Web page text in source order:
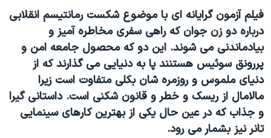
فرهنگ و زندگی
حقوق شهروندی
اقتصادی
علم و فناوری
اسرائیل در جنگ
گالری عکس
مستندها
انتخابات ریاست جمهوری آمریکا ۲۰۲۴
حمله جمهوری اسلامی به اسرائیل
رمز مهسا
ورزش زنان در ایران
اعتراضات زن، زندگی، آزادی
دنبال کنید
زبانهای مختلف
فيلم آزمون گرايانه ای با موضوع شکست رمانتيسم انقلابی
درباره دو زن جوان که راهی سفری مخاطره آميز و
بيادماندنی می شوند. اين دو که محصول جامعه امن و
پررونق سوئيس هستنند پا به دنيايی می گذارند که از
دنيای ملموس و روزمره شان بکلی متفاوت است زيرا
مالامال از ريسک و خطر و قانون شکنی است. داستانی گيرا
و جذاب که در عين حال يکی از بهترين کارهای سينمايی
تانر نيز بشمار می رود.